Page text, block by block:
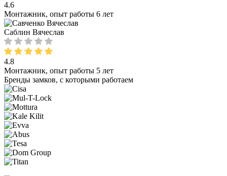
4.6
Монтажник, опыт работы 6 лет
Саблин Вячеслав
4.8
Монтажник, опыт работы 5 лет
Бренды замков, с которыми работаем